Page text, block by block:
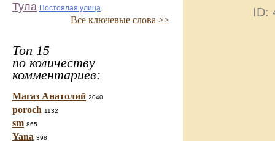
Тула Постоялая улица
Все ключевые слова >>
Топ 15
по количеству
комментариев:
Магаз Анатолий 2040
poroch 1132
sm 865
Yana 398
ID: